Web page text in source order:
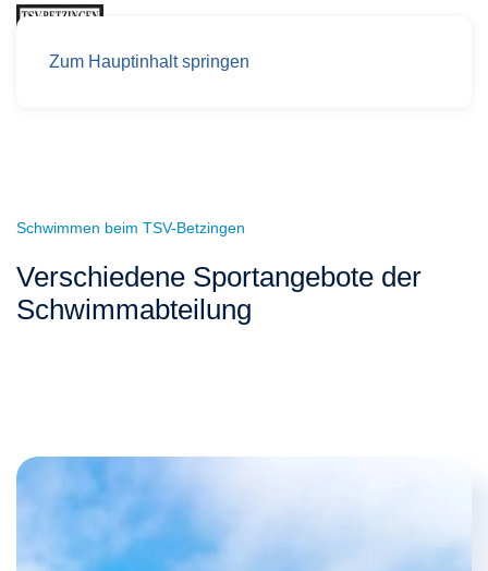
Zum Hauptinhalt springen
Schwimmen beim TSV-Betzingen
Verschiedene Sportangebote der
Schwimmabteilung